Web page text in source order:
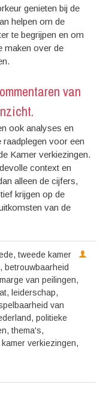
genieten bij de
helpen om de
te begrijpen en om
maken over de
van
ook analyses en
voor een
Kamer verkiezingen.
context en
alleen de cijfers,
krijgen op de
van de
,tweede kamer
, betrouwbaarheid
van peilingen,
, leiderschap,
van
,politieke
,thema's,
verkiezingen,